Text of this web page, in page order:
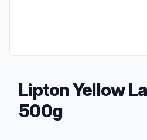
Lipton Yellow
500g